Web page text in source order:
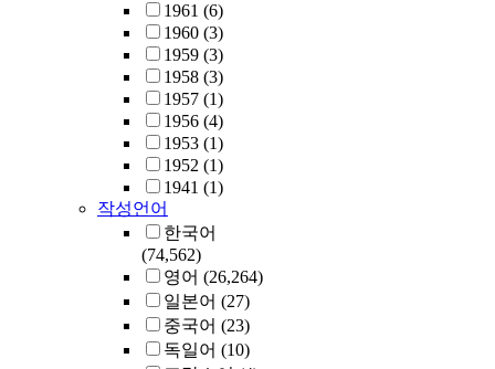
1961 (6)
1960 (3)
1959 (3)
1958 (3)
1957 (1)
1956 (4)
1953 (1)
1952 (1)
1941 (1)
작성언어
한국어
(74,562)
영어 (26,264)
일본어 (27)
중국어 (23)
독일어 (10)